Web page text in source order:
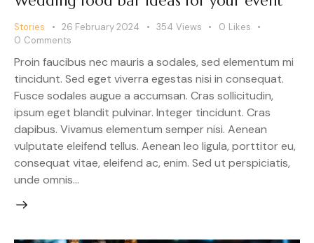
Stories 26 February 2024 354 Views 0 Likes
0 Comments
Proin faucibus nec mauris a sodales, sed elementum mi
tincidunt. Sed eget viverra egestas nisi in consequat.
Fusce sodales augue a accumsan. Cras sollicitudin,
ipsum eget blandit pulvinar. Integer tincidunt. Cras
dapibus. Vivamus elementum semper nisi. Aenean
vulputate eleifend tellus. Aenean leo ligula, porttitor eu,
consequat vitae, eleifend ac, enim. Sed ut perspiciatis,
unde omnis…